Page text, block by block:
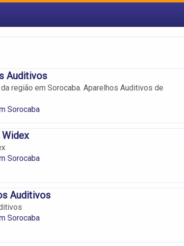
Auditivos
região em Sorocaba. Aparelhos Auditivos de
Sorocaba
Sorocaba
Auditivos
Sorocaba